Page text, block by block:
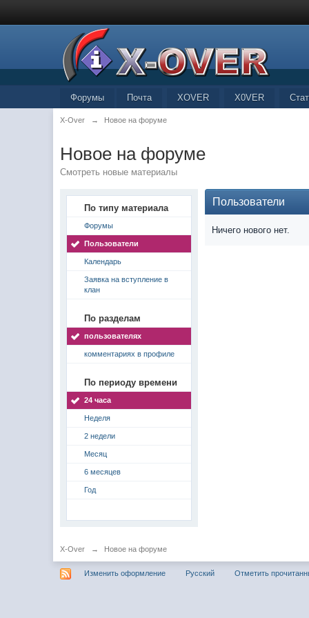
Почта XOVER X0VER
Форумы
X-Over → Новое на форуме
Новое на форуме
Смотреть новые материалы
По типу материала
Форумы
Пользователи
Календарь
Заявка на вступление в
клан
По разделам
пользователях
комментариях в профиле
По периоду времени
24 часа
Неделя
2 недели
Месяц
6 месяцев
Год
Пользователи
Ничего нового нет.
X-Over → Новое на форуме
Изменить оформление Русский Отметить